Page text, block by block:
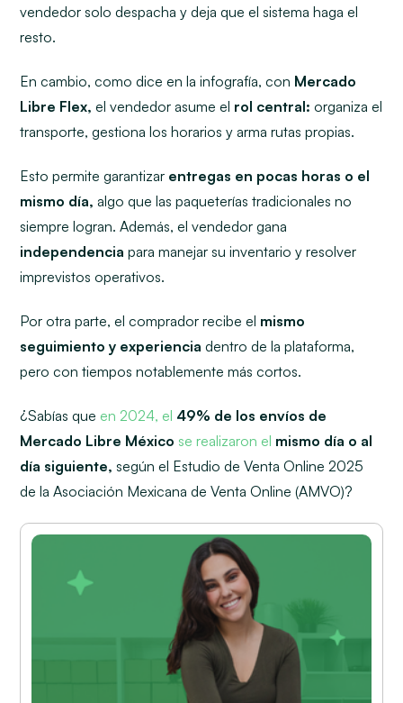
vendedor solo despacha y deja que el sistema haga el
resto.
En cambio, como dice en la infografía, con Mercado
Libre Flex, el vendedor asume el rol central: organiza el
transporte, gestiona los horarios y arma rutas propias.
Esto permite garantizar entregas en pocas horas o el
mismo día, algo que las paqueterías tradicionales no
siempre logran. Además, el vendedor gana
independencia para manejar su inventario y resolver
imprevistos operativos.
Por otra parte, el comprador recibe el mismo
seguimiento y experiencia dentro de la plataforma,
pero con tiempos notablemente más cortos.
¿Sabías que en 2024, el 49% de los envíos de
Mercado Libre México se realizaron el mismo día o al
día siguiente, según el Estudio de Venta Online 2025
de la Asociación Mexicana de Venta Online (AMVO)?